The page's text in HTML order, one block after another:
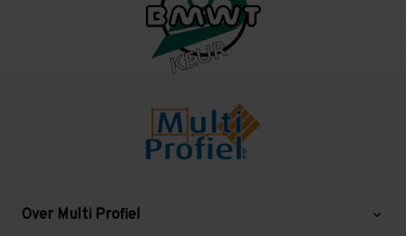
Over Multi Profiel